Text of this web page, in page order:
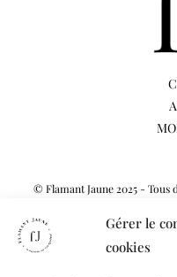
Gérer le
cookies
© Flamant Jaune 2025 - Tous